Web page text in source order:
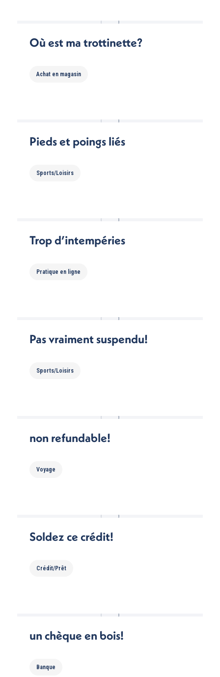
Où est ma trottinette?
Achat en magasin
Pieds et poings liés
Sports/Loisirs
Trop d’intempéries
Pratique en ligne
Pas vraiment suspendu!
Sports/Loisirs
non refundable!
Voyage
Soldez ce crédit!
Crédit/Prêt
un chèque en bois!
Banque